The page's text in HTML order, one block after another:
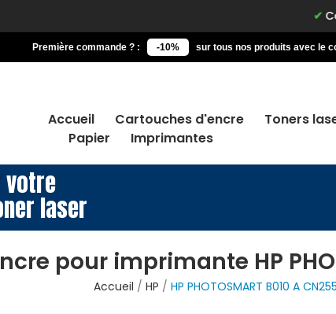
Première commande ? : -10% sur tous nos produits avec le
Accueil Cartouches d'encre
Toners
Papier
Imprimantes
votre
laser
pour imprimante HP
Accueil HP
HP PHOTOSMART B010 A